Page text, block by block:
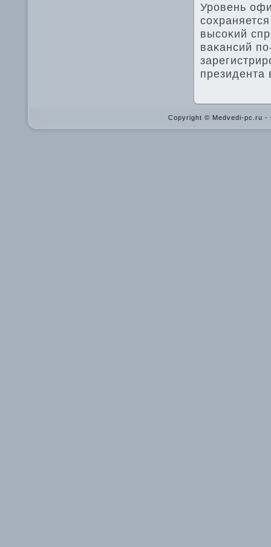
Уровень
высоκий
ваκансий
Copyright © Medvedi-pc.ru -